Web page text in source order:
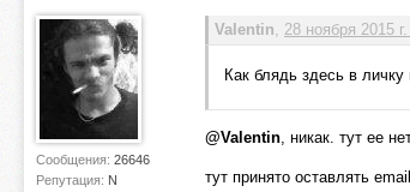
Сообщения: 26646
Репутация: N
Valentin, 28 ноября 2015
Как блядь здесь в личку
@Valentin, никак. тут ее
тут принято оставлять